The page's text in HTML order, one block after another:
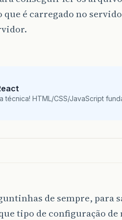
é carregado no
HTML/CSS/JavaScript
de sempre, para
tipo de configuração de